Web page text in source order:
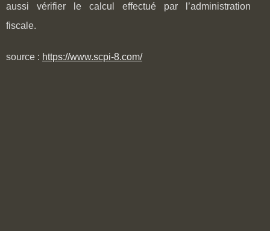
aussi vérifier le calcul effectué par l’administration
fiscale.
source : https://www.scpi-8.com/